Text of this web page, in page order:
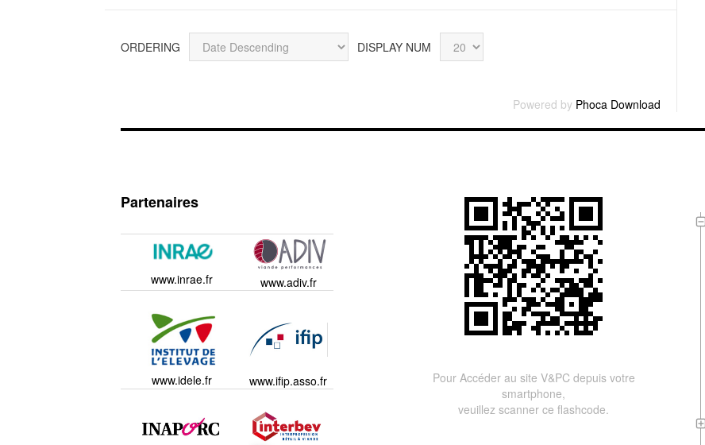
ORDERING DISPLAY NUM
Powered by Phoca Download
Partenaires
www.inrae.fr www.adiv.fr
www.idele.fr www.ifip.asso.fr
Pour Accéder au site V&PC depuis votre
smartphone,
veuillez scanner ce flashcode.